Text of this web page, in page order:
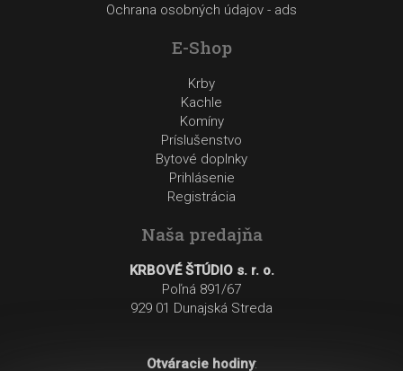
Ochrana osobných údajov - ads
E-Shop
Krby
Kachle
Komíny
Príslušenstvo
Bytové doplnky
Prihlásenie
Registrácia
Naša predajňa
KRBOVÉ ŠTÚDIO s. r. o.
Poľná 891/67
929 01 Dunajská Streda
Otváracie hodiny: